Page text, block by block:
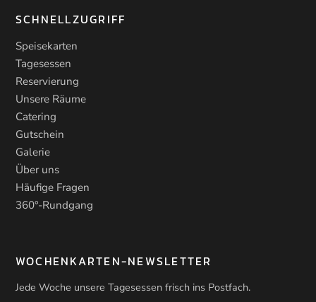
SCHNELLZUGRIFF
Speisekarten
Tagesessen
Reservierung
Unsere Räume
Catering
Gutschein
Galerie
Über uns
Häufige Fragen
360°-Rundgang
WOCHENKARTEN-NEWSLETTER
Jede Woche unsere Tagesessen frisch ins Postfach.